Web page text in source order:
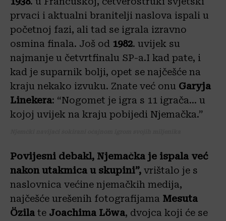
prvaci i aktualni branitelji naslova ispali u
početnoj fazi, ali tad se igrala izravno
osmina finala. Još od 1982. uvijek su
najmanje u četvrtfinalu SP-a.I kad pate, i
kad je suparnik bolji, opet se najčešće na
kraju nekako izvuku. Znate već onu Garyja
Linekera: “Nogomet je igra s 11 igrača… u
kojoj uvijek na kraju pobijedi Njemačka.”
Povijesni debakl, Njemačka je ispala već
nakon utakmica u skupini”, vrištalo je s
naslovnica većine njemačkih medija,
najčešće urešenih fotografijama Mesuta
Özila te Joachima Löwa, dvojca koji će se